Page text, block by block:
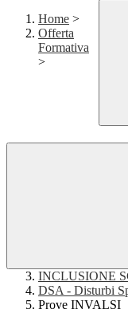
Home >
Offerta
Formativa
>
INCLUSIONE
DSA - Disturbi
Prove INVALSI